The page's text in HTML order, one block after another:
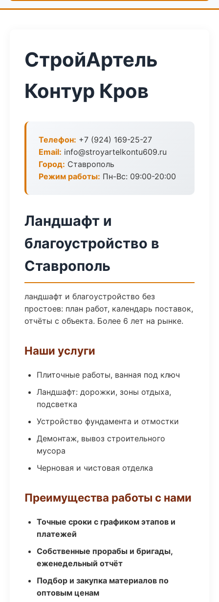
СтройАртель
Контур Кров
Телефон: +7 (924) 169-25-27
Email: info@stroyartelkontu609.ru
Город: Ставрополь
Режим работы: Пн-Вс: 09:00-20:00
Ландшафт и
благоустройство в
Ставрополь
ландшафт и благоустройство без
простоев: план работ, календарь поставок,
отчёты с объекта. Более 6 лет на рынке.
Наши услуги
Плиточные работы, ванная под ключ
Ландшафт: дорожки, зоны отдыха,
подсветка
Устройство фундамента и отмостки
Демонтаж, вывоз строительного
мусора
Черновая и чистовая отделка
Преимущества работы с нами
Точные сроки с графиком этапов и
платежей
Собственные прорабы и бригады,
еженедельный отчёт
Подбор и закупка материалов по
оптовым ценам